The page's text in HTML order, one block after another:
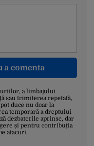
a comenta
a limbajului
sau trimiterea repetată,
duce nu doar la
temporară a dreptului
dezbaterile aprinse, dar
și pentru contribuția
atacuri.